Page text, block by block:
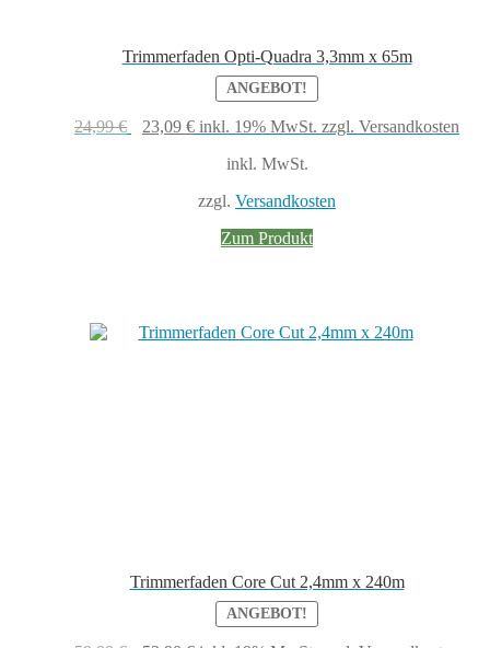
Trimmerfaden Opti-Quadra 3,3mm x 65m
ANGEBOT!
24,99€
Ursprünglicher
23,09 €Aktueller
inkl. 19% MwSt. zzgl. Versandkosten
inkl. MwSt.
zzgl. Versandkosten
Zum Produkt
Trimmerfaden Core Cut 2,4mm x 240m
ANGEBOT!